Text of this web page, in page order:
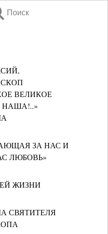
Поиск
ВЕЛИКОЕ
ЗА НАС И
ЛЮБОВЬ»
ЖИЗНИ
СВЯТИТЕЛЯ